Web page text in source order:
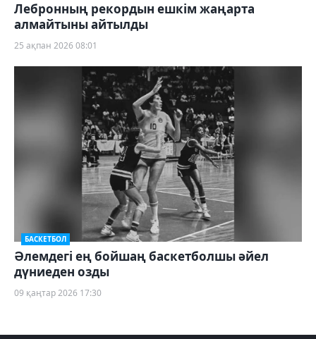
Лебронның рекордын ешкім жаңарта
алмайтыны айтылды
25 ақпан 2026 08:01
БАСКЕТБОЛ
Әлемдегі ең бойшаң баскетболшы әйел
дүниеден озды
09 қаңтар 2026 17:30